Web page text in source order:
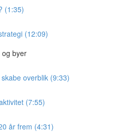
(1:35)
(12:09)
byer
overblik (9:33)
(7:55)
år frem (4:31)